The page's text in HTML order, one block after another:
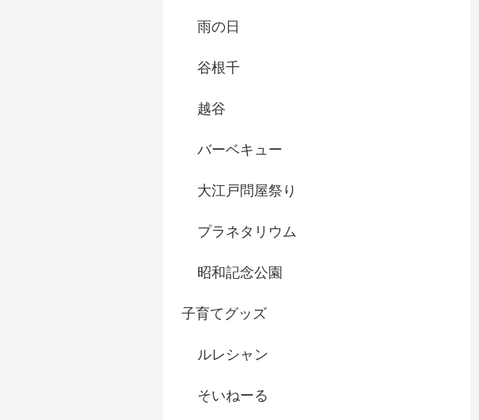
雨の日
谷根千
越谷
バーベキュー
大江戸問屋祭り
プラネタリウム
昭和記念公園
子育てグッズ
ルレシャン
そいねーる